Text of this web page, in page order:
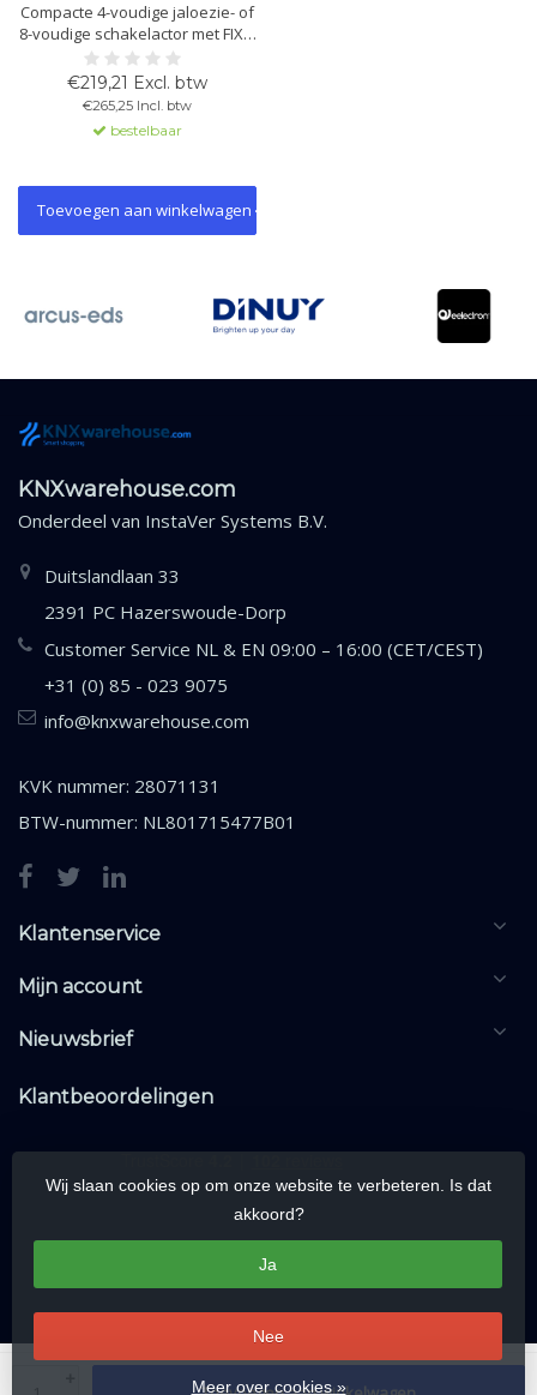
Compacte 4-voudige jaloezie- of
8-voudige schakelactor met FIX1-
module. Handbediening, LED-
status, geschikt voor zonwering,
ramen en ventilatie (16 A).
€219,21 Excl. btw
€265,25 Incl. btw
bestelbaar
Toevoegen aan winkelwagen
KNXwarehouse.com
Onderdeel van InstaVer Systems B.V.
Duitslandlaan 33
2391 PC Hazerswoude-Dorp
Customer Service NL & EN 09:00 – 16:00 (CET/CEST)
+31 (0) 85 - 023 9075
info@knxwarehouse.com
KVK nummer: 28071131
BTW-nummer: NL801715477B01
Klantenservice
Mijn account
Nieuwsbrief
Klantbeoordelingen
Wij slaan cookies op om onze website te verbeteren. Is dat
akkoord?
Ja
Nee
Meer over cookies »